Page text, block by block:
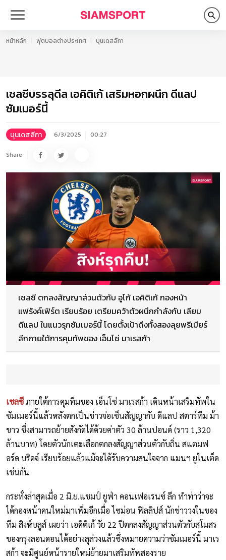
หน้าหลัก ฟุตบอลต่างประเทศ บุนเดสลีกา
เชลซีบรรลุดีล เอคิติเก้ เสริมหอกผนึก ดีแลป
ซัมเมอร์นี้
บุนเดสลีกา 6/3/2025 00:27
Share
เชลซี ตกลงสัญญาส่วนตัวกับ อูโก้ เอคิติเก้ กองหน้า
แฟร้งค์เฟิร์ต เรียบร้อย เตรียมคว้าตัวผนึกกำลังกับ เลียม
ดีแลป ในแนวรุกซัมเมอร์นี้ โดยตั้งเป้าดึงทั้งสองลุยพรีเมียร์
ลีกภายใต้การคุมทัพของ เอ็นโซ่ มาเรสก้า
เชลซีภายใต้การคุมทีมของ เอ็นโซ่ มาเรสก้า เดินหน้าเสริมทัพใน
ซัมเมอร์นี้แล้วหลังตกเป็นข่าวจ่อเซ็นสัญญากับ ดีแลป สตาร์ทีม ม้า
ขาว ซึ่งสามารถย้ายสังกัดได้ด้วยค่าตัว 30 ล้านปอนด์ (ราว 1,320
ล้านบาท) โดยตัวนักเตะเลือกตกลงสัญญาส่วนตัวกับถิ่น สแตมฟ
อร์ด บริดจ์ เรียบร้อยแล้วแม้จะได้รับความสนใจจาก แมนฯ ยูไนเต็ด
เช่นกัน
กระทั่งล่าสุดเมื่อ 2 มิ.ย.แชมป์ ยูฟ่า คอนเฟอเรนซ์ ลีก ทำท่าว่าจะ
ได้กองหน้าคนใหม่มาเพิ่มอีกเมื่อ ไซม่อน ฟิลลิปส์ นักข่าววงในของ
ทีม สิงห์บลูส์ เผยว่า เอคิติเก้ วัย 22 ปีตกลงสัญญาส่วนตัวกับสโมสร
ของกรุงลอนดอนได้อย่างลุล่วงแล้วซึ่งหมายความว่าซัมเมอร์นี้ มาเร
สก้า จะมีศูนย์หน้ารายใหม่ย้ายมาเสริมทัพสองราย